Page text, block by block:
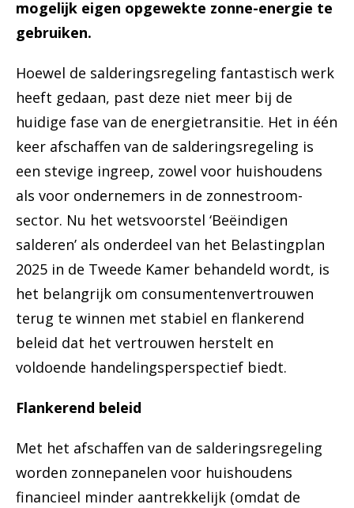
mogelijk eigen opgewekte zonne-energie te
gebruiken.
Hoewel de salderingsregeling fantastisch werk
heeft gedaan, past deze niet meer bij de
huidige fase van de energietransitie. Het in één
keer afschaffen van de salderingsregeling is
een stevige ingreep, zowel voor huishoudens
als voor ondernemers in de zonnestroom-
sector. Nu het wetsvoorstel ‘Beëindigen
salderen’ als onderdeel van het Belastingplan
2025 in de Tweede Kamer behandeld wordt, is
het belangrijk om consumentenvertrouwen
terug te winnen met stabiel en flankerend
beleid dat het vertrouwen herstelt en
voldoende handelingsperspectief biedt.
Flankerend beleid
Met het afschaffen van de salderingsregeling
worden zonnepanelen voor huishoudens
financieel minder aantrekkelijk (omdat de